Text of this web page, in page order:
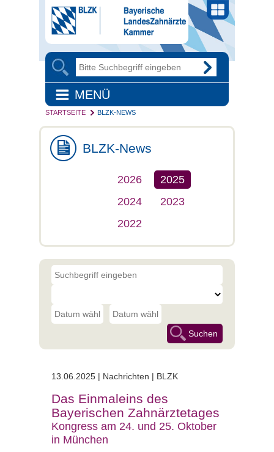
MENÜ
STARTSEITE BLZK-NEWS
BLZK-News
2026
2025
2024
2023
2022
13.06.2025 | Nachrichten | BLZK
Das Einmaleins des
Bayerischen Zahnärztetages
Kongress am 24. und 25. Oktober
in München